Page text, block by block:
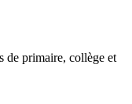
de primaire, collège et